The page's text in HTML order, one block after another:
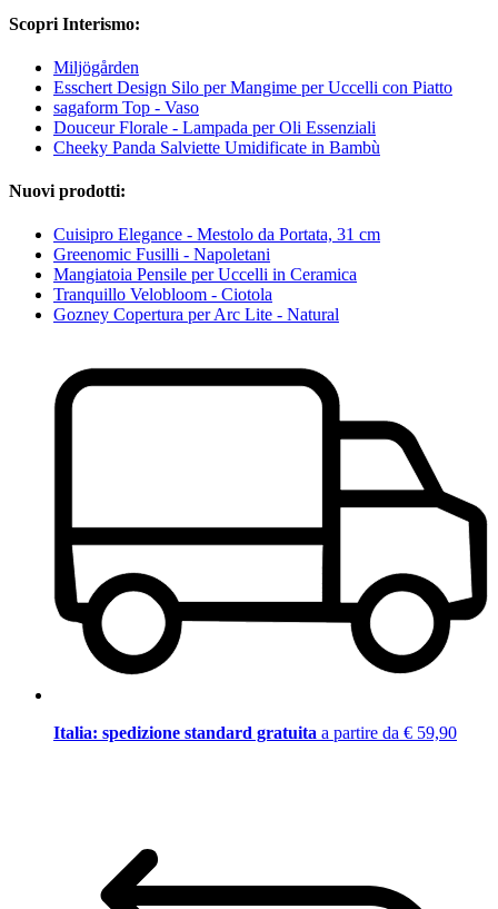
Scopri Interismo:
Miljögården
Esschert Design Silo per Mangime per Uccelli con Piatto
sagaform Top - Vaso
Douceur Florale - Lampada per Oli Essenziali
Cheeky Panda Salviette Umidificate in Bambù
Nuovi prodotti:
Cuisipro Elegance - Mestolo da Portata, 31 cm
Greenomic Fusilli - Napoletani
Mangiatoia Pensile per Uccelli in Ceramica
Tranquillo Velobloom - Ciotola
Gozney Copertura per Arc Lite - Natural
Italia: spedizione standard gratuita a partire da € 59,90